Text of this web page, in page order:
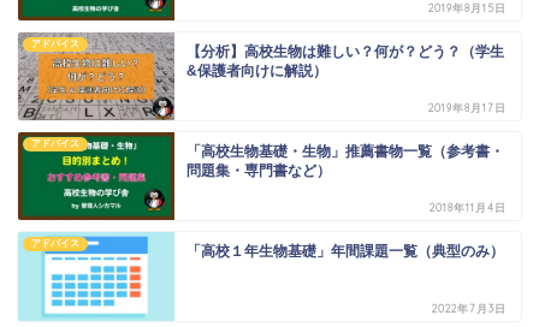
2019年8月15日
アドバイス
【分析】高校生物は難しい？何が？どう？（学生
&保護者向けに解説）
2019年8月17日
アドバイス
「高校生物基礎・生物」推薦書物一覧（参考書・
問題集・専門書など）
2018年11月4日
アドバイス 「高校１年生物基礎」年間課題一覧（典型のみ）
2022年7月3日